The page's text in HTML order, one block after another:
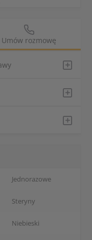
Umów rozmowę
Jednorazowe
Steryny
Niebieski